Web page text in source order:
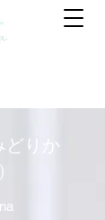
りか